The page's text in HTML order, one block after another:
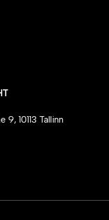
9, 10113 Tallinn